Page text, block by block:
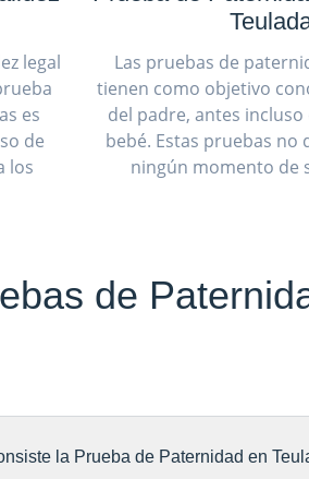
legal
es
de
los
Las pruebas de
tienen como objetivo
del padre, antes incluso
bebé. Estas pruebas no
ningún momento de
de
la Prueba de Paternidad en